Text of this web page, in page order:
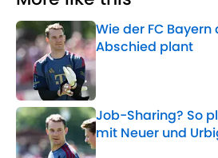
Wie der FC
Abschied plant
Published by on Invalid
Job-Sharing? So
mit Neuer und
Published by on Invalid